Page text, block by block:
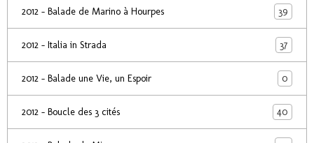
2012 - Balade de Marino à Hourpes 39
2012 - Italia in Strada 37
2012 - Balade une Vie, un Espoir 0
2012 - Boucle des 3 cités 40